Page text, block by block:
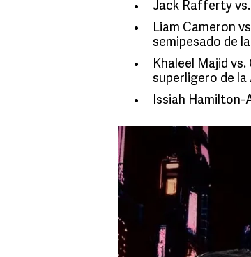
Jack Rafferty vs.
Liam Cameron
semipesado de
Khaleel Majid
superligero de la
Issiah Hamilton-